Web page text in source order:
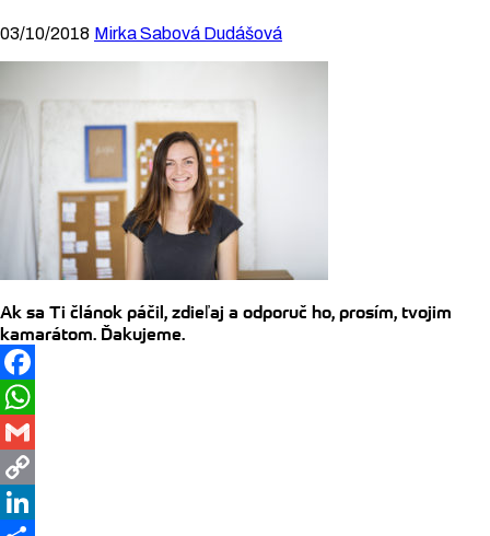
03/10/2018 Mirka Sabová Dudášová
Ak sa Ti článok páčil, zdieľaj a odporuč ho, prosím, tvojim
kamarátom. Ďakujeme.
Facebook
WhatsApp
Gmail
Copy